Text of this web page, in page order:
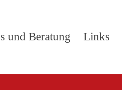
und Beratung Links